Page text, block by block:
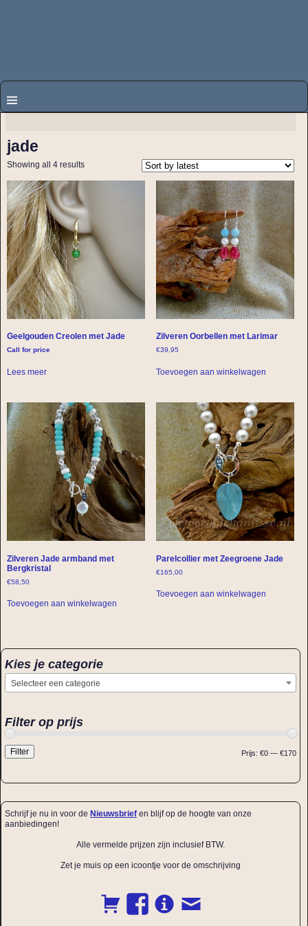
jade
Showing all 4 results
Geelgouden Creolen met Jade
Call for price
Lees meer
Zilveren Oorbellen met Larimar
€39,95
Toevoegen aan winkelwagen
Zilveren Jade armband met
Bergkristal
€58,50
Toevoegen aan winkelwagen
Parelcollier met Zeegroene Jade
€165,00
Toevoegen aan winkelwagen
Kies je categorie
Selecteer een categorie
Filter op prijs
Filter Prijs: €0 — €170
Schrijf je nu in voor de Nieuwsbrief en blijf op de hoogte van onze
aanbiedingen!
Alle vermelde prijzen zijn inclusief BTW.
Zet je muis op een icoontje voor de omschrijving